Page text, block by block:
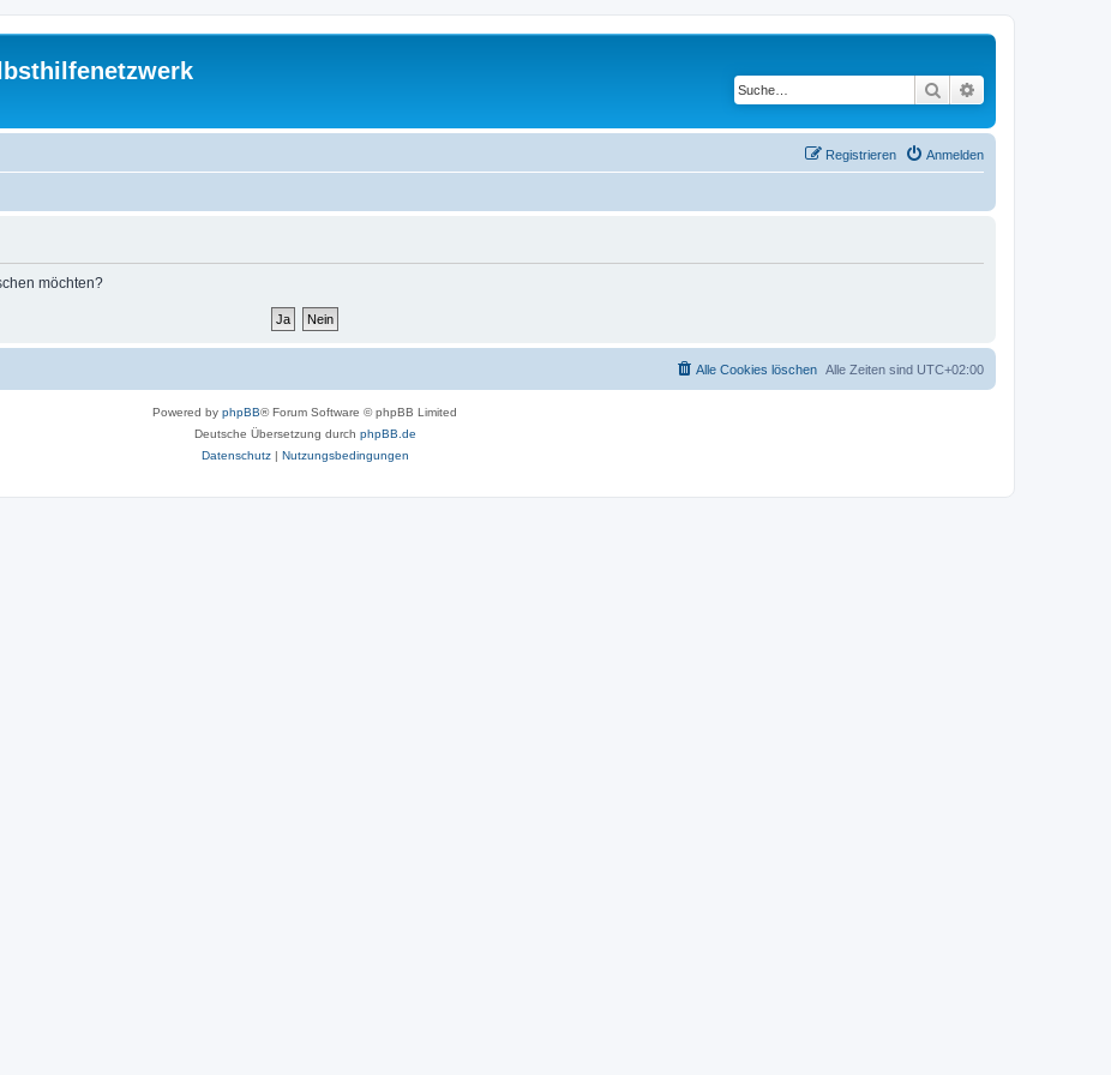
Suche
Anmelden
Registrieren
möchten?
Alle Zeiten sind UTC+02:00
Alle Cookies löschen
Powered by phpBB® Forum Software © phpBB Limited
Deutsche Übersetzung durch phpBB.de
Datenschutz| Nutzungsbedingungen